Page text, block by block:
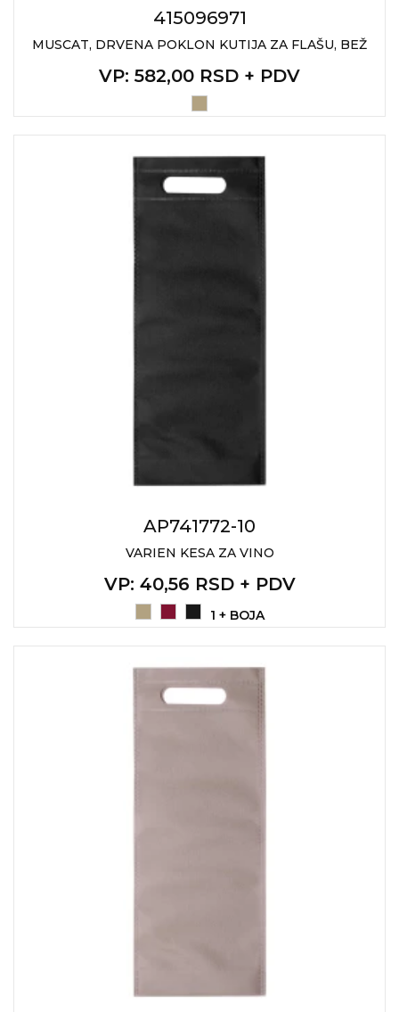
415096971
MUSCAT, DRVENA POKLON KUTIJA ZA FLAŠU, BEŽ
VP: 582,00 RSD + PDV
AP741772-10
VARIEN KESA ZA VINO
VP: 40,56 RSD + PDV
1 + BOJA